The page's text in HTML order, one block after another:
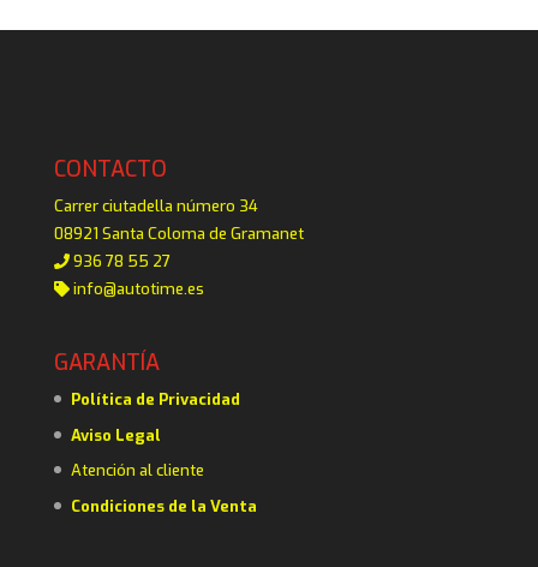
CONTACTO
Carrer ciutadella número 34
08921 Santa Coloma de Gramanet
936 78 55 27
info@autotime.es
GARANTÍA
Política de Privacidad
Aviso Legal
Atención al cliente
Condiciones de la Venta